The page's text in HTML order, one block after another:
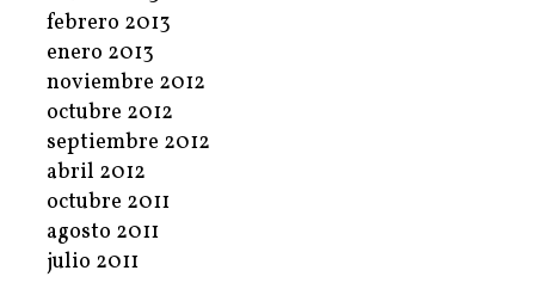
febrero 2013
enero 2013
noviembre 2012
octubre 2012
septiembre 2012
abril 2012
octubre 2011
agosto 2011
julio 2011